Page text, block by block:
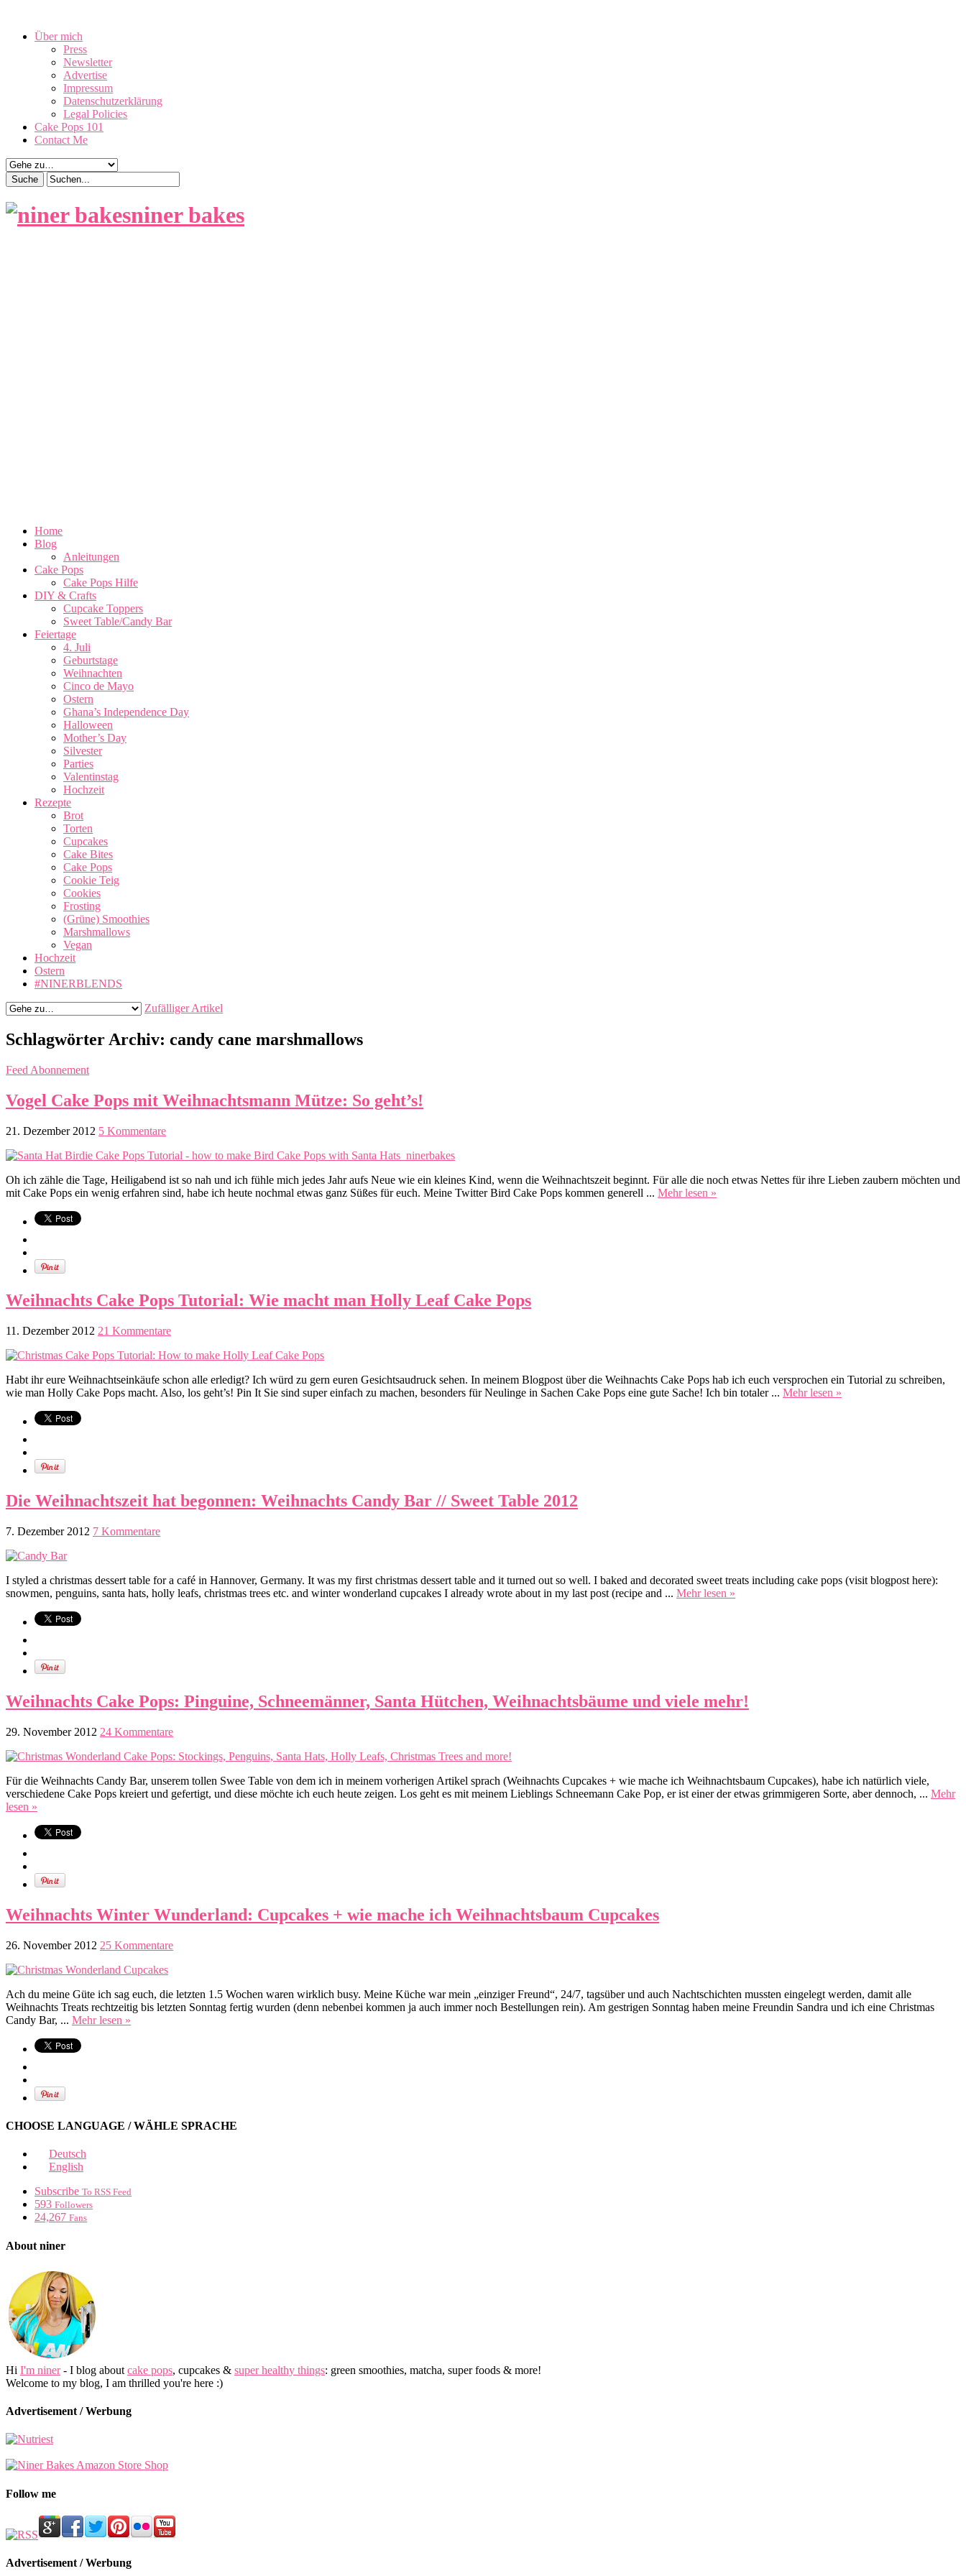
Über mich
Press
Newsletter
Advertise
Impressum
Datenschutzerklärung
Legal Policies
Cake Pops 101
Contact Me
niner bakes
Home
Blog
Anleitungen
Cake Pops
Cake Pops Hilfe
DIY & Crafts
Cupcake Toppers
Sweet Table/Candy Bar
Feiertage
4. Juli
Geburtstage
Weihnachten
Cinco de Mayo
Ostern
Ghana’s Independence Day
Halloween
Mother’s Day
Silvester
Parties
Valentinstag
Hochzeit
Rezepte
Brot
Torten
Cupcakes
Cake Bites
Cake Pops
Cookie Teig
Cookies
Frosting
(Grüne) Smoothies
Marshmallows
Vegan
Hochzeit
Ostern
#NINERBLENDS
Zufälliger Artikel
Schlagwörter Archiv: candy cane marshmallows
Feed Abonnement
Vogel Cake Pops mit Weihnachtsmann Mütze: So geht’s!
21. Dezember 2012 5 Kommentare
Oh ich zähle die Tage, Heiligabend ist so nah und ich fühle mich jedes Jahr aufs Neue wie ein kleines Kind, wenn die Weihnachtszeit beginnt. Für alle die noch etwas Nettes für ihre Lieben zaubern möchten und
mit Cake Pops ein wenig erfahren sind, habe ich heute nochmal etwas ganz Süßes für euch. Meine Twitter Bird Cake Pops kommen generell ... Mehr lesen »
Weihnachts Cake Pops Tutorial: Wie macht man Holly Leaf Cake Pops
11. Dezember 2012 21 Kommentare
Habt ihr eure Weihnachtseinkäufe schon alle erledigt? Ich würd zu gern euren Gesichtsaudruck sehen. In meinem Blogpost über die Weihnachts Cake Pops hab ich euch versprochen ein Tutorial zu schreiben,
wie man Holly Cake Pops macht. Also, los geht’s! Pin It Sie sind super einfach zu machen, besonders für Neulinge in Sachen Cake Pops eine gute Sache! Ich bin totaler ... Mehr lesen »
Die Weihnachtszeit hat begonnen: Weihnachts Candy Bar // Sweet Table 2012
7. Dezember 2012 7 Kommentare
I styled a christmas dessert table for a café in Hannover, Germany. It was my first christmas dessert table and it turned out so well. I baked and decorated sweet treats including cake pops (visit blogpost here):
snowmen, penguins, santa hats, holly leafs, christmas trees etc. and winter wonderland cupcakes I already wrote about in my last post (recipe and ... Mehr lesen »
Weihnachts Cake Pops: Pinguine, Schneemänner, Santa Hütchen, Weihnachtsbäume und viele mehr!
29. November 2012 24 Kommentare
Für die Weihnachts Candy Bar, unserem tollen Swee Table von dem ich in meinem vorherigen Artikel sprach (Weihnachts Cupcakes + wie mache ich Weihnachtsbaum Cupcakes), habe ich natürlich viele,
verschiedene Cake Pops kreiert und gefertigt, und diese möchte ich euch heute zeigen. Los geht es mit meinem Lieblings Schneemann Cake Pop, er ist einer der etwas grimmigeren Sorte, aber dennoch, ... Mehr
lesen »
Weihnachts Winter Wunderland: Cupcakes + wie mache ich Weihnachtsbaum Cupcakes
26. November 2012 25 Kommentare
Ach du meine Güte ich sag euch, die letzten 1.5 Wochen waren wirklich busy. Meine Küche war mein „einziger Freund“, 24/7, tagsüber und auch Nachtschichten mussten eingelegt werden, damit alle
Weihnachts Treats rechtzeitig bis letzten Sonntag fertig wurden (denn nebenbei kommen ja auch immer noch Bestellungen rein). Am gestrigen Sonntag haben meine Freundin Sandra und ich eine Christmas
Candy Bar, ... Mehr lesen »
CHOOSE LANGUAGE / WÄHLE SPRACHE
Deutsch
English
Subscribe To RSS Feed
593 Followers
24,267 Fans
About niner
Hi I'm niner- I blog about cake pops, cupcakes & super healthy things: green smoothies, matcha, super foods & more!
Welcome to my blog, I am thrilled you're here :)
Advertisement / Werbung
Follow me
Advertisement / Werbung